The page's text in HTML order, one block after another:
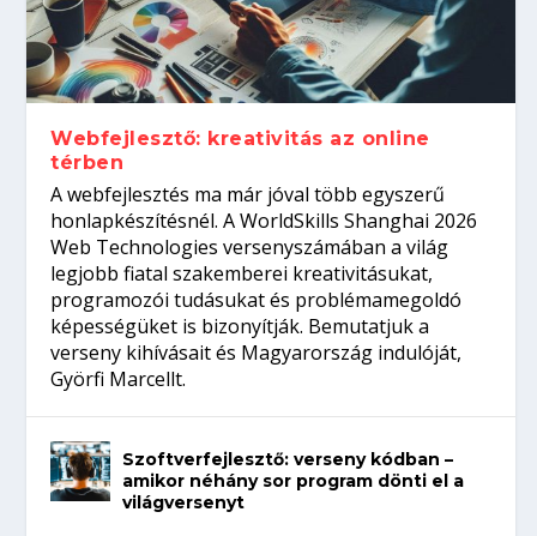
Hogyan készíts ATS-barát önéletrajzot?
Így növelheted az esélyedet az
állásinterjúra...
Kitalálod, mire használják ezeket a
gépeket?
Nem sikerült az egyetemi felvételi?
Tanulj szakmát!
Szoftverfejlesztő: verseny kódban –
amikor néhány sor program dönti el a
világversenyt...
Webfejlesztő: kreativitás az online
térben
A webfejlesztés ma már jóval több egyszerű
honlapkészítésnél. A WorldSkills Shanghai 2026
Web Technologies versenyszámában a világ
legjobb fiatal szakemberei kreativitásukat,
programozói tudásukat és problémamegoldó
képességüket is bizonyítják. Bemutatjuk a
verseny kihívásait és Magyarország indulóját,
Györfi Marcellt.
Szoftverfejlesztő: verseny kódban –
amikor néhány sor program dönti el a
világversenyt